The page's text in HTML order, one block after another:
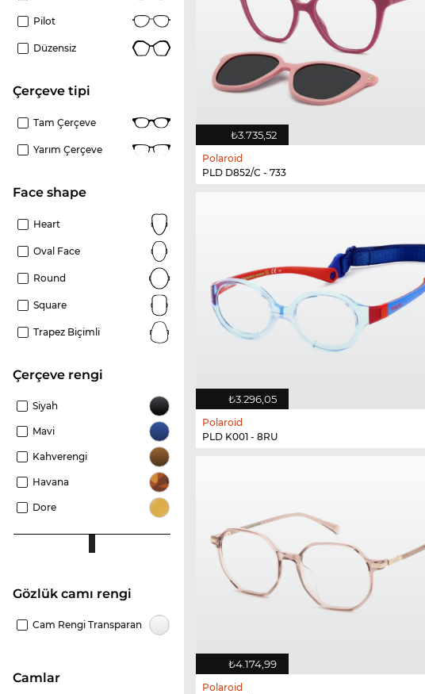
Pilot
Düzensiz
çerçeve tipi
Tam Çerçeve
Yarım Çerçeve
Face shape
Heart
Oval Face
Round
Square
Trapez Biçimli
çerçeve rengi
Siyah
Mavi
Kahverengi
Havana
Dore
Gözlük camı rengi
Cam Rengi Transparan
camlar
₺3.735,52
Polaroid
PLD D852/C - 733
₺3.296,05
Polaroid
PLD K001 - 8RU
₺4.174,99
Polaroid